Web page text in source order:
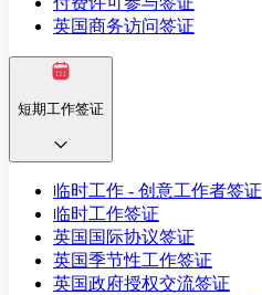
英国商务访问签证
短期工作签证
临时工作 - 创意工作者签证
临时工作签证
英国国际协议签证
英国季节性工作签证
英国政府授权交流签证